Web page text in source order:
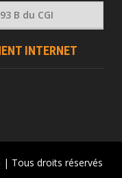
B du CGI
INTERNET
| Tous droits réservés